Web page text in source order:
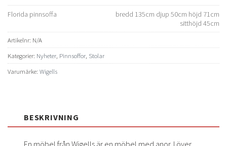
Florida pinnsoffa
bredd 135cm djup 50cm höjd 71cm
sitthöjd 45cm
Artikelnr: N/A
Kategorier: Nyheter, Pinnsoffor, Stolar
Varumärke: Wigells
BESKRIVNING